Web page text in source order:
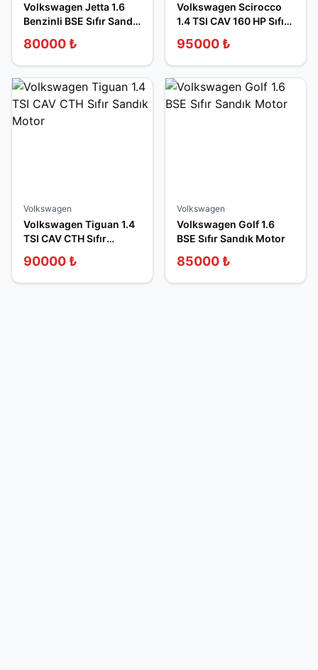
Volkswagen Jetta 1.6
Benzinli BSE Sıfır Sandık
80000 ₺
Volkswagen Scirocco
1.4 TSI CAV 160 HP Sıfır
95000 ₺
Volkswagen
Volkswagen Tiguan 1.4
TSI CAV CTH Sıfır
90000 ₺
Volkswagen
Volkswagen Golf 1.6
BSE Sıfır Sandık Motor
85000 ₺